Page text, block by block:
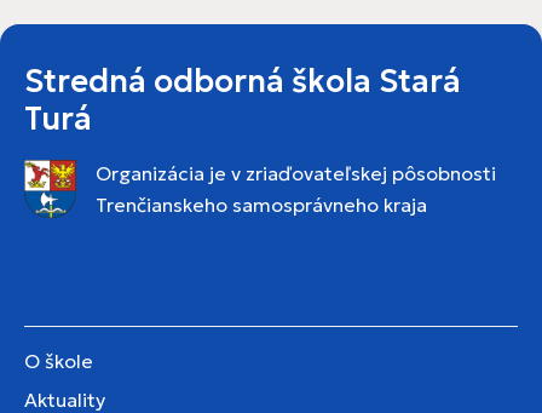
Stredná odborná škola Stará
Turá
Organizácia je v zriaďovateľskej pôsobnosti
Trenčianskeho samosprávneho kraja
O škole
Aktuality